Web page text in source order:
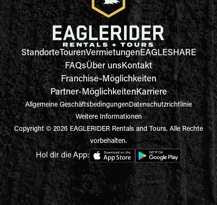
StandorteTourenVermietungenEAGLESHARE
FAQsÜber unsKontakt
Franchise-Möglichkeiten
Partner-MöglichkeitenKarriere
Allgemeine GeschäftsbedingungenDatenschutzrichtlinie
Weitere Informationen
Copyright © 2026 EAGLERIDER Rentals and Tours. Alle Rechte
vorbehalten.
Hol dir die App: